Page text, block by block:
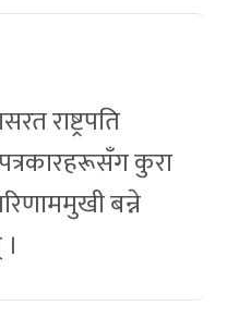
राष्ट्रपति
पत्रकारहरूसँग कुरा
बन्ने